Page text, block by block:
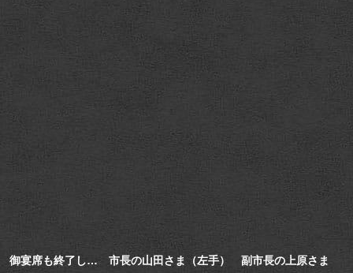
御宴席も終了し… 市長の山田さま（左手） 副市長の上原さま